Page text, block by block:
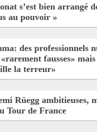
s’est bien arrangé
au pouvoir »
des professionnels
fausses»
la terreur»
Rüegg ambitieuses,
Tour de France